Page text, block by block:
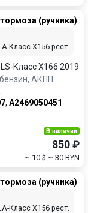
(ручника)
Класс X156 рест.
Класс X166 2019
АКПП
, A2469050451
В наличии
850 ₽
~ 10 $ ~ 30 BYN
(ручника)
Класс X156 рест.